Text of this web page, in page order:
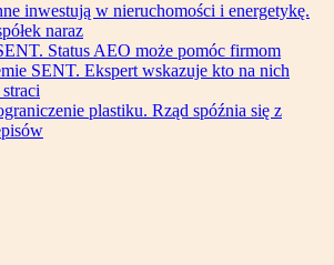
inwestują w nieruchomości i energetykę.
naraz
Status AEO może pomóc firmom
SENT. Ekspert wskazuje kto na nich
plastiku. Rząd spóźnia się z